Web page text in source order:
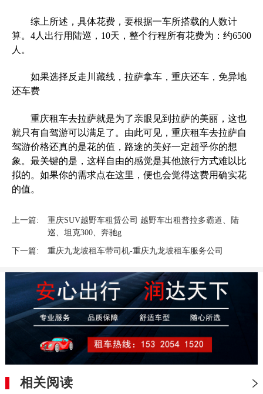
综上所述，具体花费，要根据一车所搭载的人数计
算。4人出行用陆巡，10天，整个行程所有花费为：约6500
人。
如果选择反走川藏线，拉萨拿车，重庆还车，免异地
还车费
重庆租车去拉萨就是为了亲眼见到拉萨的美丽，这也
就只有自驾游可以满足了。由此可见，重庆租车去拉萨自
驾游价格还真的是花的值，路途的美好一定超乎你的想
象。最关键的是，这样自由的感觉是其他旅行方式难以比
拟的。如果你的需求点在这里，便也会觉得这费用确实花
的值。
上一篇:
重庆SUV越野车租赁公司 越野车出租普拉多霸道、陆
巡、坦克300、奔驰g
下一篇: 重庆九龙坡租车带司机-重庆九龙坡租车服务公司
相关阅读